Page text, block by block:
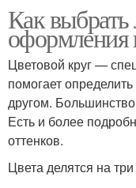
Как
оформления
Цветовой круг —
помогает
другом.
Есть и более
оттенков.
Цвета делятся на